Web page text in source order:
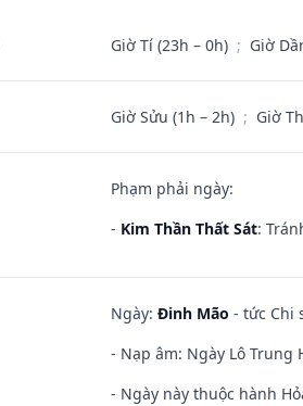
Giờ Tí (23h – 0h) ; Giờ
Giờ Sửu (1h – 2h) ; Giờ
Phạm phải ngày:
- Kim Thần Thất Sát:
Ngày: Đinh Mão - tức Chi
- Nạp âm: Ngày Lô Trung
- Ngày này thuộc hành